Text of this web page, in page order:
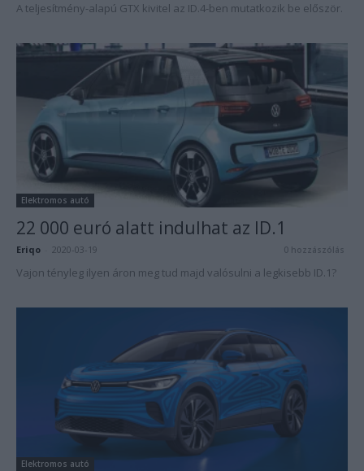
A teljesítmény-alapú GTX kivitel az ID.4-ben mutatkozik be először.
Elektromos autó
22 000 euró alatt indulhat az ID.1
Eriqo 2020-03-19 0 hozzászólás
Vajon tényleg ilyen áron meg tud majd valósulni a legkisebb ID.1?
Elektromos autó